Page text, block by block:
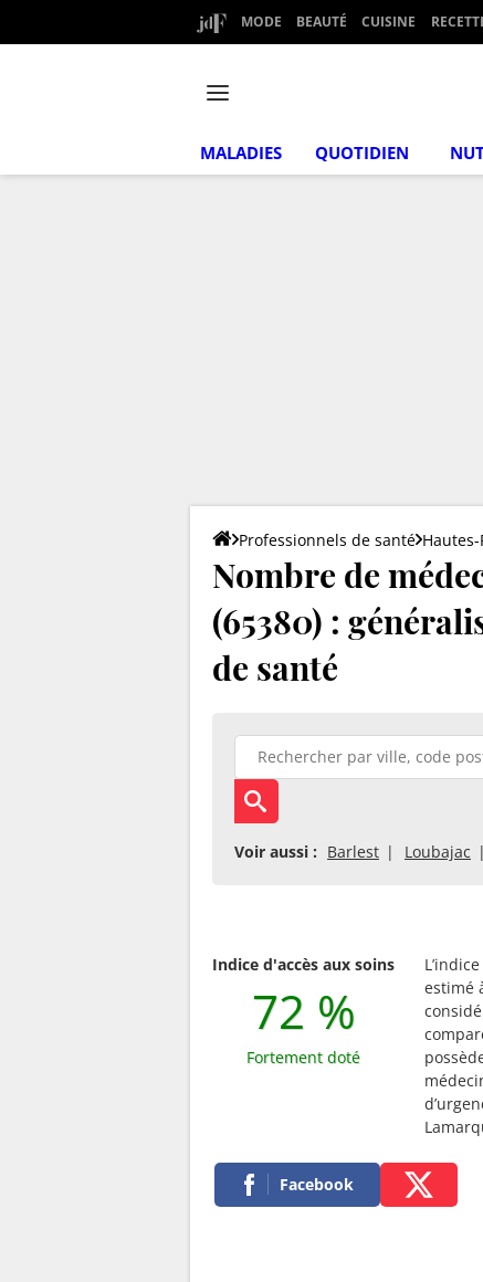
MODE BEAUTÉ CUISINE
MALADIES QUOTIDIEN
Professionnels de santé
Nombre de
(65380) :
de santé
Voir aussi : Barlest Loubajac
Indice d'accès aux soins
72 %
Fortement doté
estimé
Facebook